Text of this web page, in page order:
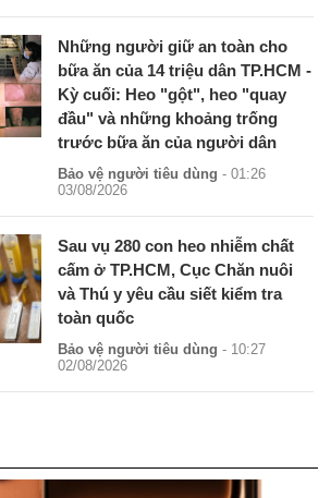
Những người giữ an toàn cho
bữa ăn của 14 triệu dân TP.HCM -
Kỳ cuối: Heo "gột", heo "quay
đầu" và những khoảng trống
trước bữa ăn của người dân
Bảo vệ người tiêu dùng - 01:26
03/08/2026
Sau vụ 280 con heo nhiễm chất
cấm ở TP.HCM, Cục Chăn nuôi
và Thú y yêu cầu siết kiểm tra
toàn quốc
Bảo vệ người tiêu dùng - 10:27
02/08/2026